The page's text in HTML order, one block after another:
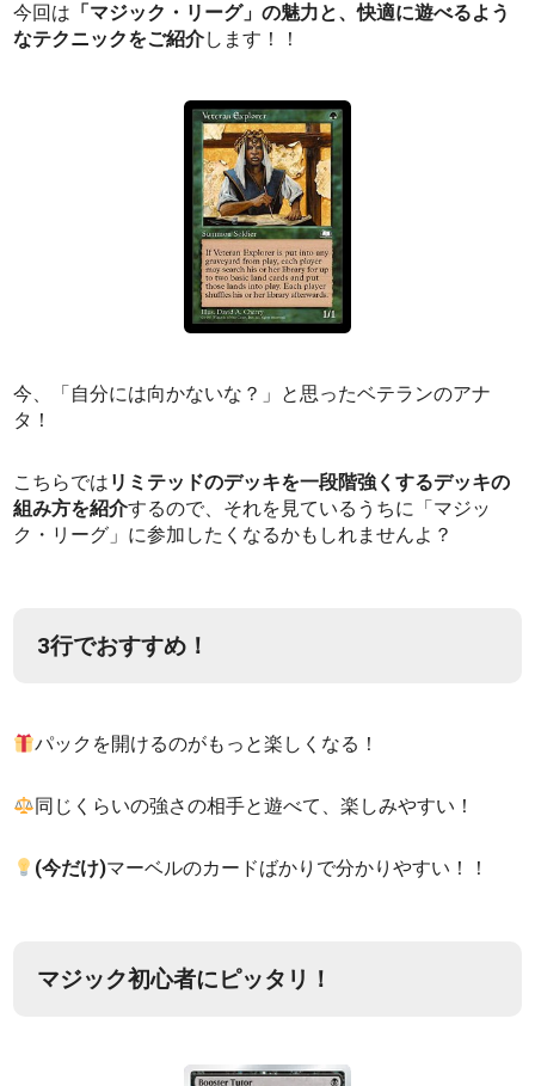
今回は 「マジック・リーグ」の魅力と、快適に遊べるよう
なテクニックをご紹介します！！
今、「自分には向かないな？」と思ったベテランのアナ
タ！
こちらでは リミテッドのデッキを一段階強くするデッキの
組み方を紹介するので、それを見ているうちに「マジッ
ク・リーグ」に参加したくなるかもしれませんよ？
3行でおすすめ！
パックを開けるのがもっと楽しくなる！
同じくらいの強さの相手と遊べて、楽しみやすい！
(今だけ)マーベルのカードばかりで分かりやすい！！
マジック初心者にピッタリ！